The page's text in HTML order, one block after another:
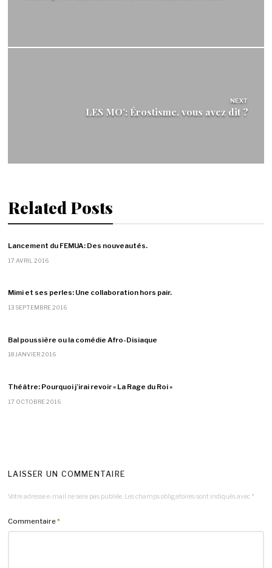
NEXT
LES MO’: Érostisme, vous avez dit ?
Related Posts
Lancement du FEMUA: Des nouveautés.
17 AVRIL 2016
Mimi et ses perles: Une collaboration hors pair.
13 SEPTEMBRE 2016
Bal poussière ou la comédie Afro-Disiaque
18 JANVIER 2016
Théâtre: Pourquoi j’irai revoir « La Rage du Roi »
17 OCTOBRE 2016
LAISSER UN COMMENTAIRE
Votre adresse e-mail ne sera pas publiée. Les champs obligatoires sont indiqués avec *
Commentaire*